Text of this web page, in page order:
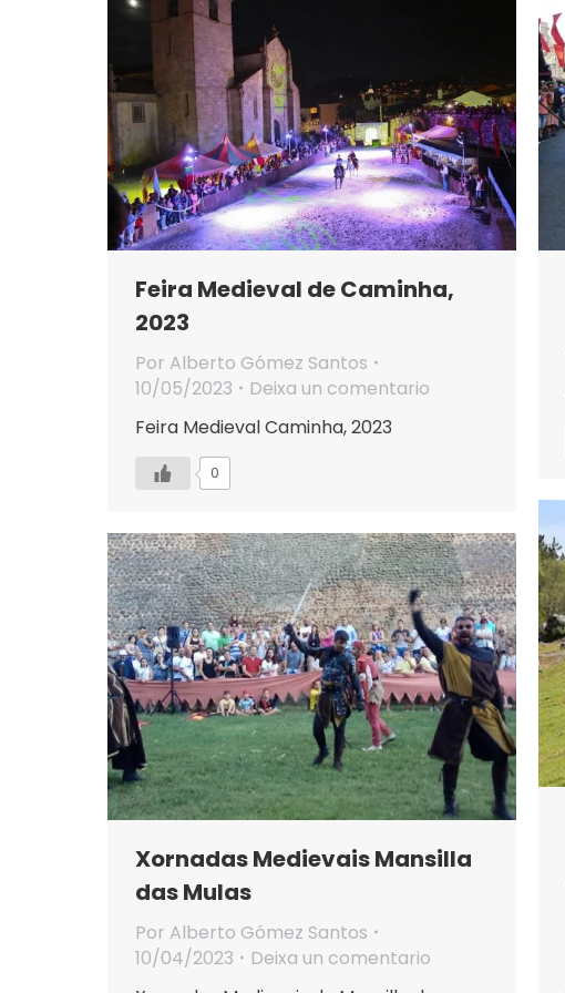
Feira Medieval de Caminha,
2023
Por Alberto Gómez Santos
10/05/2023
Deixa un comentario
Feira Medieval Caminha, 2023
0
Xornadas Medievais Mansilla
das Mulas
Por Alberto Gómez Santos
10/04/2023
Deixa un comentario